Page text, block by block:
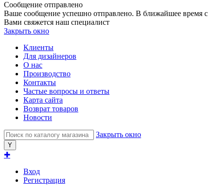
Сообщение отправлено
Ваше сообщение успешно отправлено. В ближайшее время с
Вами свяжется наш специалист
Закрыть окно
Клиенты
Для дизайнеров
О нас
Производство
Контакты
Частые вопросы и ответы
Карта сайта
Возврат товаров
Новости
Закрыть окно
✚
Вход
Регистрация